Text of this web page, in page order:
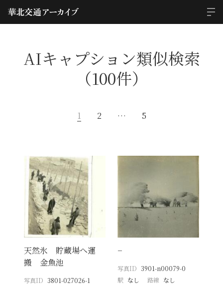
AIキャプション類似検索
（100件）
1 2 … 5
天然氷 貯蔵場へ運
搬 金魚池
写真ID 3801-027026-1
−
写真ID 3901-n00079-0
駅 なし 路線 なし